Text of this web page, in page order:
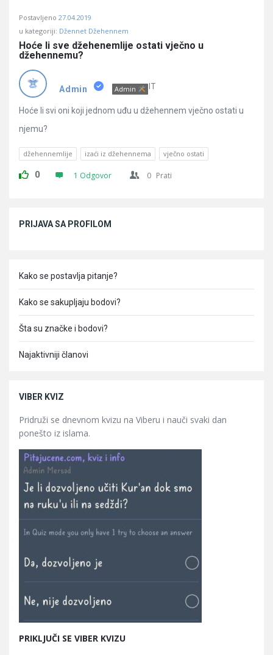
Postavljeno 27.04.2019
u kategoriji: Džennet Džehennem
Hoće li sve džehenemlije ostati vječno u
džehennemu?
Admin Admin IT
Hoće li svi oni koji jednom uđu u džehennem vječno ostati u
njemu?
džehennemlije izaći iz džehennema vječno ostati
0 1 Odgovor 0 Prati
PRIJAVA SA PROFILOM
Kako se postavlja pitanje?
Kako se sakupljaju bodovi?
Šta su značke i bodovi?
Najaktivniji članovi
VIBER KVIZ
Pridruži se dnevnom kvizu na Viberu i nauči svaki dan
ponešto iz islama.
PRIKLJUČI SE VIBER KVIZU